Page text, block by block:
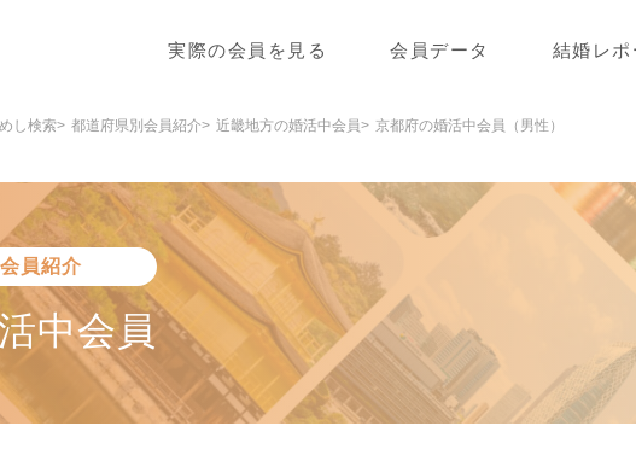
実際の会員を見る 会員データ 結婚レポ
し検索 都道府県別会員紹介 近畿地方の婚活中会員 京都府の婚活中会員（男性）
員紹介
中会員